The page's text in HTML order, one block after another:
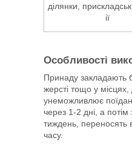
ділянки,
ії
Особливості
Принаду закладають
жерсті тощо у місцях,
унеможливлює
через 1-2 дні, а
тиждень, переносять
часу.